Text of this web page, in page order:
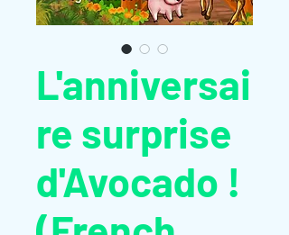
L'anniversai
re surprise
d'Avocado !